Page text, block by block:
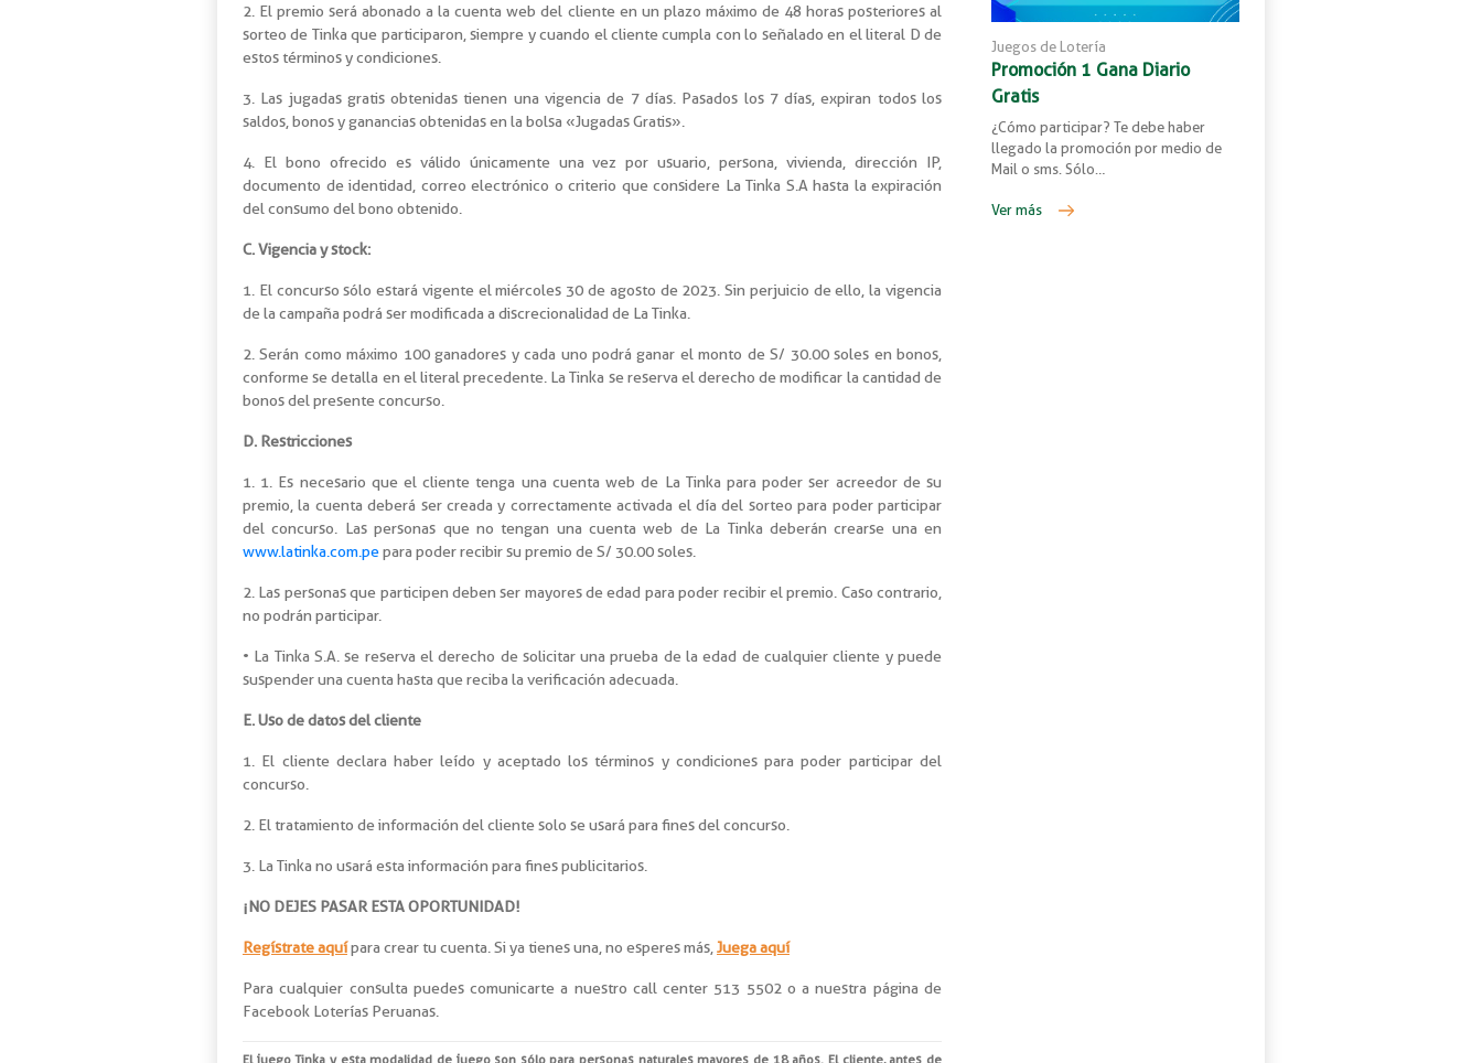
2. El premio será abonado a la cuenta web del cliente en un plazo máximo de 48 horas posteriores al
sorteo de Tinka que participaron, siempre y cuando el cliente cumpla con lo señalado en el literal D de
estos términos y condiciones.
3. Las jugadas gratis obtenidas tienen una vigencia de 7 días. Pasados los 7 días, expiran todos los
saldos, bonos y ganancias obtenidas en la bolsa «Jugadas Gratis».
4. El bono ofrecido es válido únicamente una vez por usuario, persona, vivienda, dirección IP,
documento de identidad, correo electrónico o criterio que considere La Tinka S.A hasta la expiración
del consumo del bono obtenido.
C. Vigencia y stock:
1. El concurso sólo estará vigente el miércoles 30 de agosto de 2023. Sin perjuicio de ello, la vigencia
de la campaña podrá ser modificada a discrecionalidad de La Tinka.
2. Serán como máximo 100 ganadores y cada uno podrá ganar el monto de S/ 30.00 soles en bonos,
conforme se detalla en el literal precedente. La Tinka se reserva el derecho de modificar la cantidad de
bonos del presente concurso.
D. Restricciones
1. 1. Es necesario que el cliente tenga una cuenta web de La Tinka para poder ser acreedor de su
premio, la cuenta deberá ser creada y correctamente activada el día del sorteo para poder participar
del concurso. Las personas que no tengan una cuenta web de La Tinka deberán crearse una en
www.latinka.com.pepara poder recibir su premio de S/ 30.00 soles.
2. Las personas que participen deben ser mayores de edad para poder recibir el premio. Caso contrario,
no podrán participar.
• La Tinka S.A. se reserva el derecho de solicitar una prueba de la edad de cualquier cliente y puede
suspender una cuenta hasta que reciba la verificación adecuada.
E. Uso de datos del cliente
1. El cliente declara haber leído y aceptado los términos y condiciones para poder participar del
concurso.
2. El tratamiento de información del cliente solo se usará para fines del concurso.
3. La Tinka no usará esta información para fines publicitarios.
¡NO DEJES PASAR ESTA OPORTUNIDAD!
Regístrate aquípara crear tu cuenta. Si ya tienes una, no esperes más, Juega aquí
Para cualquier consulta puedes comunicarte a nuestro call center 513 5502 o a nuestra página de
Facebook Loterías Peruanas.
El juego Tinka y esta modalidad de juego son sólo para personas naturales mayores de 18 años. El cliente, antes de
Juegos de Lotería
Promoción 1 Gana Diario
Gratis
¿Cómo participar? Te debe haber
llegado la promoción por medio de
Mail o sms. Sólo…
Ver más